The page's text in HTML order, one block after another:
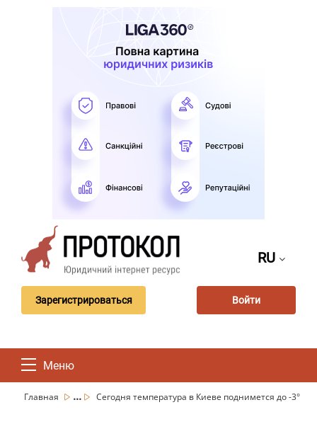
RU
Зарегистрироваться Войти
Меню
Главная ... Сегодня температура в Киеве поднимется до -3°